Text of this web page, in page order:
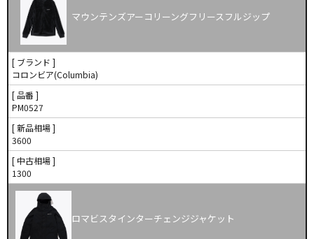
マウンテンズアーコリーングフリースフルジップ
[ ブランド ]
コロンビア(Columbia)
[ 品番 ]
PM0527
[ 新品相場 ]
3600
[ 中古相場 ]
1300
ロマビスタインターチェンジジャケット